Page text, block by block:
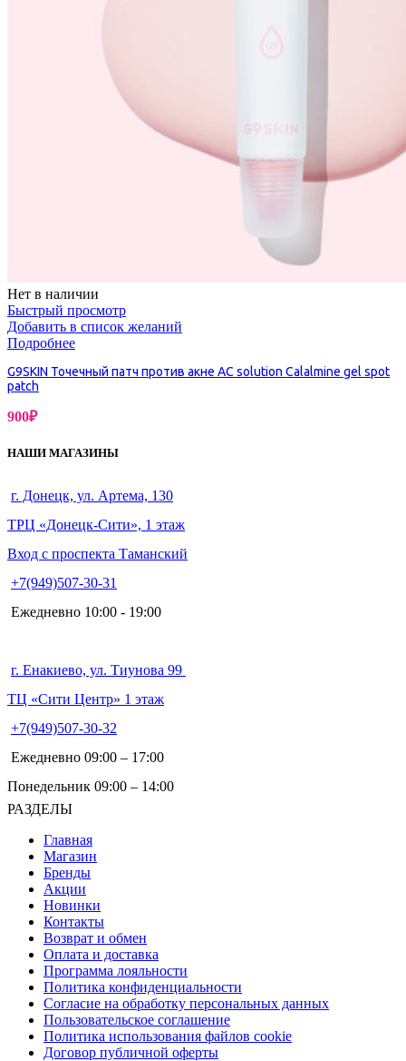
Нет в наличии
Быстрый просмотр
Добавить в список желаний
Подробнее
G9SKIN Точечный патч против акне AC solution Calalmine gel spot
patch
900₽
НАШИ МАГАЗИНЫ
г. Донецк, ул. Артема, 130
ТРЦ «Донецк-Сити», 1 этаж
Вход с проспекта Таманский
+7(949)507-30-31
Ежедневно 10:00 - 19:00
г. Енакиево, ул. Тиунова 99
ТЦ «Сити Центр» 1 этаж
+7(949)507-30-32
Ежедневно 09:00 – 17:00
Понедельник 09:00 – 14:00
РАЗДЕЛЫ
Главная
Магазин
Бренды
Акции
Новинки
Контакты
Возврат и обмен
Оплата и доставка
Программа лояльности
Политика конфиденциальности
Согласие на обработку персональных данных
Пользовательское соглашение
Политика использования файлов cookie
Договор публичной оферты